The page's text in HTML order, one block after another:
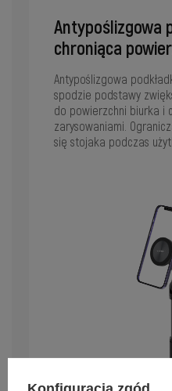
Antypoślizgowa
chroniąca
Antypoślizgowa
spodzie podstawy
do powierzchni biurka i
zarysowaniami.
się stojaka podczas